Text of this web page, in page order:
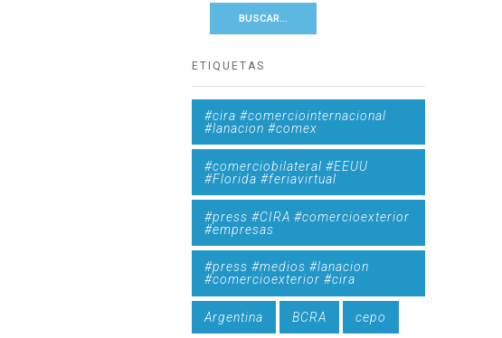
ETIQUETAS
#cira #comerciointernacional
#lanacion #comex
#comerciobilateral #EEUU
#Florida #feriavirtual
#press #CIRA #comercioexterior
#empresas
#press #medios #lanacion
#comercioexterior #cira
Argentina BCRA cepo